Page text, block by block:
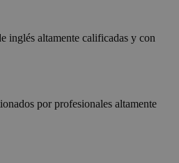
inglés altamente calificadas y con
por profesionales altamente